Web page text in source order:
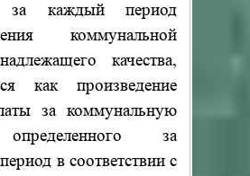
за каждый период
коммунальной
качества,
как произведение
за коммунальную
за
в соответствии с